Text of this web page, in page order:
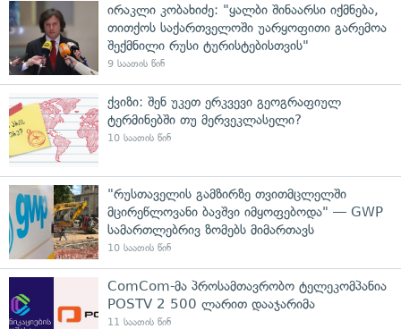
ირაკლი კობახიძე: "ყალბი შინაარსი იქმნება,
თითქოს საქართველოში უარყოფითი გარემოა
შექმნილი რუსი ტურისტებისთვის"
9 საათის წინ
ქვიზი: შენ უკეთ ერკვევი გეოგრაფიულ
ტერმინებში თუ მერვეკლასელი?
10 საათის წინ
"რუსთაველის გამზირზე თვითმცლელში
მცირეწლოვანი ბავშვი იმყოფებოდა" — GWP
სამართლებრივ ზომებს მიმართავს
10 საათის წინ
ComCom-მა პროსამთავრობო ტელეკომპანია
POSTV 2 500 ლარით დააჯარიმა
11 საათის წინ